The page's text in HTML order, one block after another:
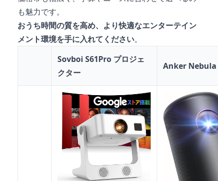
も魅力です。
おうち時間の質を高め、より快適なエンターテイン
メント環境を手に入れてください。
Sovboi S61Pro プロジェ
クター
Anker Nebula